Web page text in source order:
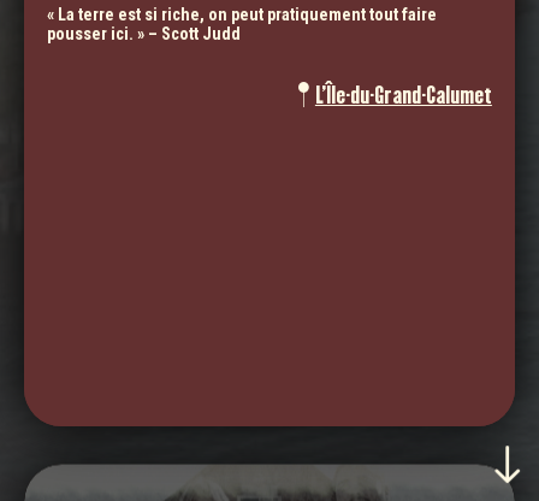
UNE COMMUNAUTÉ VALEUREUSE, FORTE ET IMPLIQUÉE,
« La terre est si riche, on peut pratiquement tout faire
pousser ici. » – Scott Judd
L’Île-du-Grand-Calumet